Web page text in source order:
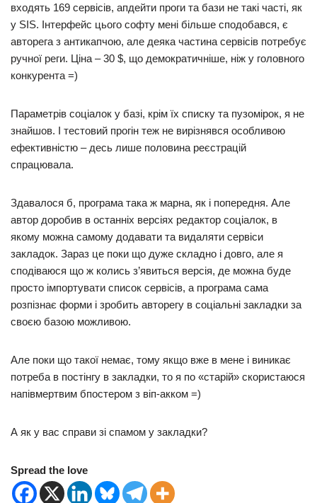
входять 169 сервісів, апдейти проги та бази не такі часті, як
у SIS. Інтерфейс цього софту мені більше сподобався, є
авторега з антикапчою, але деяка частина сервісів потребує
ручної реги. Ціна – 30 $, що демократичніше, ніж у головного
конкурента =)
Параметрів соціалок у базі, крім їх списку та пузомірок, я не
знайшов. І тестовий прогін теж не вирізнявся особливою
ефективністю – десь лише половина реєстрацій
спрацювала.
Здавалося б, програма така ж марна, як і попередня. Але
автор доробив в останніх версіях редактор соціалок, в
якому можна самому додавати та видаляти сервіси
закладок. Зараз це поки що дуже складно і довго, але я
сподіваюся що ж колись з’явиться версія, де можна буде
просто імпортувати список сервісів, а програма сама
розпізнає форми і зробить авторегу в соціальні закладки за
своєю базою можливою.
Але поки що такої немає, тому якщо вже в мене і виникає
потреба в постінгу в закладки, то я по «старій» скористаюся
напівмертвим бпостером з віп-акком =)
А як у вас справи зі спамом у закладки?
Spread the love